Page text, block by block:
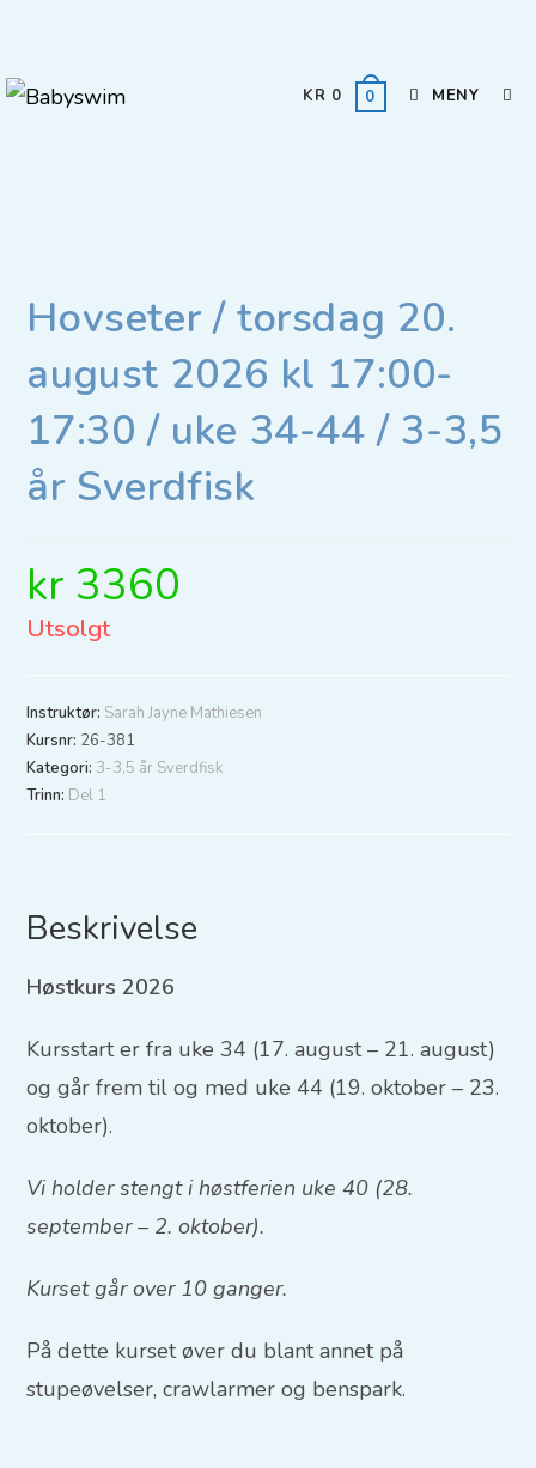
KR 0 0 MENY
Hovseter / torsdag 20.
august 2026 kl 17:00-
17:30 / uke 34-44 / 3-3,5
år Sverdfisk
kr 3360
Utsolgt
Instruktør: Sarah Jayne Mathiesen
Kursnr: 26-381
Kategori: 3-3,5 år Sverdfisk
Trinn: Del 1
Beskrivelse
Høstkurs 2026
Kursstart er fra uke 34 (17. august – 21. august)
og går frem til og med uke 44 (19. oktober – 23.
oktober).
Vi holder stengt i høstferien uke 40 (28.
september – 2. oktober).
Kurset går over 10 ganger.
På dette kurset øver du blant annet på
stupeøvelser, crawlarmer og benspark.